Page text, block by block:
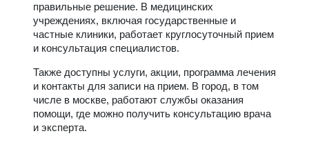
правильные решение. В медицинских
учреждениях, включая государственные и
частные клиники, работает круглосуточный прием
и консультация специалистов.
Также доступны услуги, акции, программа лечения
и контакты для записи на прием. В город, в том
числе в москве, работают службы оказания
помощи, где можно получить консультацию врача
и эксперта.